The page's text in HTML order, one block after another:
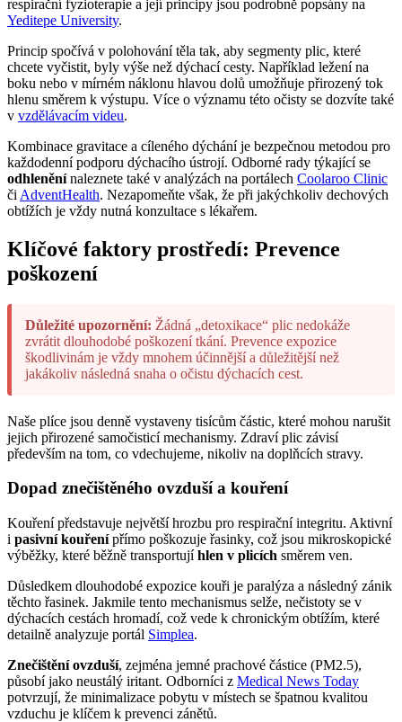
respirační fyzioterapie a její principy jsou podrobně popsány na
Yeditepe University.
Princip spočívá v polohování těla tak, aby segmenty plic, které
chcete vyčistit, byly výše než dýchací cesty. Například ležení na
boku nebo v mírném náklonu hlavou dolů umožňuje přirozený tok
hlenu směrem k výstupu. Více o významu této očisty se dozvíte také
v vzdělávacím videu.
Kombinace gravitace a cíleného dýchání je bezpečnou metodou pro
každodenní podporu dýchacího ústrojí. Odborné rady týkající se
odhleněnínaleznete také v analýzách na portálech Coolaroo Clinic
či AdventHealth. Nezapomeňte však, že při jakýchkoliv dechových
obtížích je vždy nutná konzultace s lékařem.
Klíčové faktory prostředí: Prevence
poškození
Důležité upozornění: Žádná „detoxikace“ plic nedokáže
zvrátit dlouhodobé poškození tkání. Prevence expozice
škodlivinám je vždy mnohem účinnější a důležitější než
jakákoliv následná snaha o očistu dýchacích cest.
Naše plíce jsou denně vystaveny tisícům částic, které mohou narušit
jejich přirozené samočisticí mechanismy. Zdraví plic závisí
především na tom, co vdechujeme, nikoliv na doplňcích stravy.
Dopad znečištěného ovzduší a kouření
Kouření představuje největší hrozbu pro respirační integritu. Aktivní
i pasivní kouřenípřímo poškozuje řasinky, což jsou mikroskopické
výběžky, které běžně transportujíhlen v plicích směrem ven.
Důsledkem dlouhodobé expozice kouři je paralýza a následný zánik
těchto řasinek. Jakmile tento mechanismus selže, nečistoty se v
dýchacích cestách hromadí, což vede k chronickým obtížím, které
detailně analyzuje portál Simplea.
Znečištění ovzduší, zejména jemné prachové částice (PM2.5),
působí jako neustálý iritant. Odborníci z Medical News Today
potvrzují, že minimalizace pobytu v místech se špatnou kvalitou
vzduchu je klíčem k prevenci zánětů.